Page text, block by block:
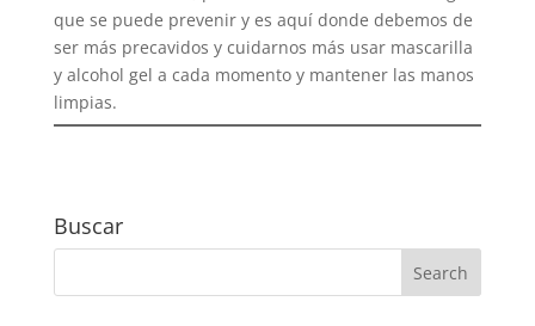
que se puede prevenir y es aquí donde debemos de
ser más precavidos y cuidarnos más usar mascarilla
y alcohol gel a cada momento y mantener las manos
limpias.
Buscar